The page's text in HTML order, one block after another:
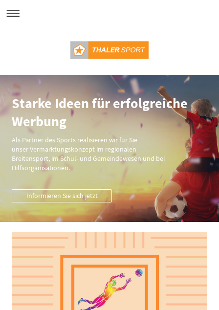
Starke Ideen für erfolgreiche
Werbung
Als Partner des Sports realisieren wir für Sie
unser Vermarktungskonzept im regionalen
Breitensport, im Schul- und Gemeindewesen und bei
Hilfsorganisationen.
Informieren Sie sich jetzt